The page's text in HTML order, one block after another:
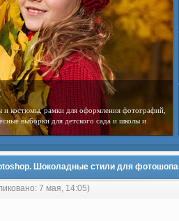
и костюмы, рамки для оформления фотографий,
выборки для детского сада и школы и
Шоколадные стили для фотошопа
7 мая, 14:05)